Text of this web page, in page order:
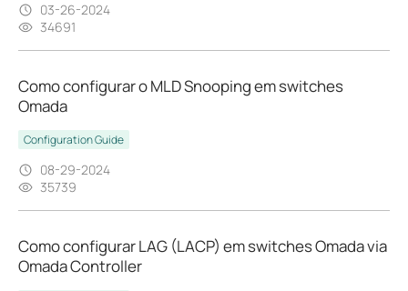
03-26-2024
34691
Como configurar o MLD Snooping em switches
Omada
Configuration Guide
08-29-2024
35739
Como configurar LAG (LACP) em switches Omada via
Omada Controller